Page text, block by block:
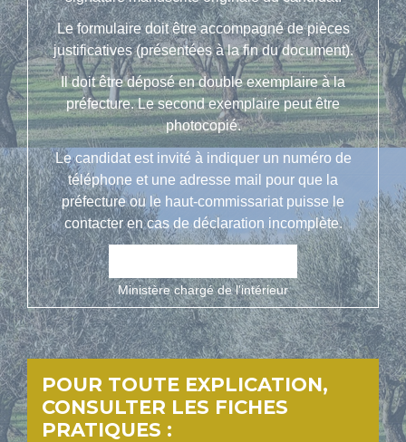
Le formulaire doit être accompagné de pièces
justificatives (présentées à la fin du document).
Il doit être déposé en double exemplaire à la
préfecture. Le second exemplaire peut être
photocopié.
Le candidat est invité à indiquer un numéro de
téléphone et une adresse mail pour que la
préfecture ou le haut-commissariat puisse le
contacter en cas de déclaration incomplète.
Ministère chargé de l'intérieur
POUR TOUTE EXPLICATION,
CONSULTER LES FICHES
PRATIQUES :